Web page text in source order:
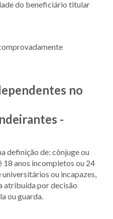
do beneficiário titular
no
-
definição de: cônjuge ou
18 anos incompletos ou 24
ou incapazes,
atribuída por decisão
ou guarda.